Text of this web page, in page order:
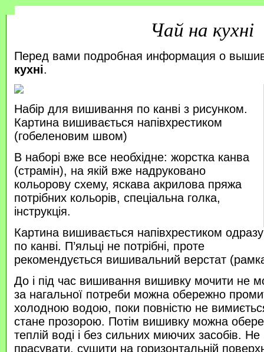
Чай на кухні
Перед вами подробная информация о
кухні.
Набір для вишивання по канві з рисунком.
Картина вишивається напівхрестиком
(гобеленовим швом)
В наборі вже все необхідне: жорстка канва
(страмін), на якій вже надруковано
кольорову схему, яскава акрилова пряжа
потрібних кольорів, спеціальна голка,
інструкція.
Картина вишивається напівхрестиком одразу
по канві. П’яльці не потрібні, проте
рекомендується вишивальний верстат
До і під час вишивання вишивку мочити не
за нагальної потреби можна обережно
холодною водою, поки повністю не
стане прозорою. Потім вишивку можна
теплій воді і без сильних миючих засобів.
прасувати, сушити на горизонтальній